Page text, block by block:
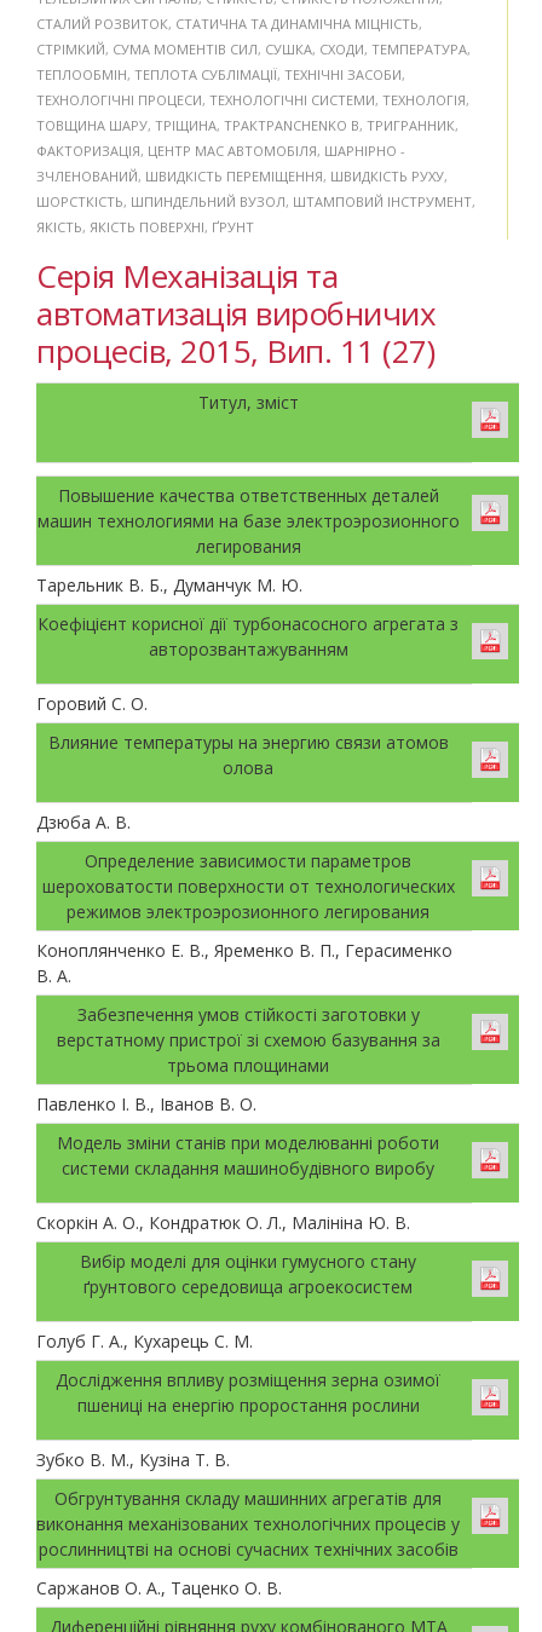
СТАЛИЙ РОЗВИТОК, СТАТИЧНА ТА ДИНАМІЧНА МІЦНІСТЬ,
СТРІМКИЙ, СУМА МОМЕНТІВ СИЛ, СУШКА, СХОДИ, ТЕМПЕРАТУРА,
ТЕПЛООБМІН, ТЕПЛОТА СУБЛІМАЦІЇ, ТЕХНІЧНІ ЗАСОБИ,
ТЕХНОЛОГІЧНІ ПРОЦЕСИ, ТЕХНОЛОГІЧНІ СИСТЕМИ, ТЕХНОЛОГІЯ,
ТОВЩИНА ШАРУ, ТРІЩИНА, ТРАКТPANCHENKO B, ТРИГРАННИК,
ФАКТОРИЗАЦІЯ, ЦЕНТР МАС АВТОМОБІЛЯ, ШАРНІРНО -
ЗЧЛЕНОВАНИЙ, ШВИДКІСТЬ ПЕРЕМІЩЕННЯ, ШВИДКІСТЬ РУХУ,
ШОРСТКІСТЬ, ШПИНДЕЛЬНИЙ ВУЗОЛ, ШТАМПОВИЙ ІНСТРУМЕНТ,
ЯКІСТЬ, ЯКІСТЬ ПОВЕРХНІ, ҐРУНТ
Серія Механізація та
автоматизація виробничих
процесів, 2015, Вип. 11 (27)
Титул, зміст
Повышение качества ответственных деталей
машин технологиями на базе электроэрозионного
легирования
Тарельник В. Б., Думанчук М. Ю.
Коефіцієнт корисної дії турбонасосного агрегата з
авторозвантажуванням
Горовий С. О.
Влияние температуры на энергию связи атомов
олова
Дзюба А. В.
Определение зависимости параметров
шероховатости поверхности от технологических
режимов электроэрозионного легирования
Коноплянченко Е. В., Яременко В. П., Герасименко
В. А.
Забезпечення умов стійкості заготовки у
верстатному пристрої зі схемою базування за
трьома площинами
Павленко І. В., Іванов В. О.
Модель зміни станів при моделюванні роботи
системи складання машинобудівного виробу
Скоркін А. О., Кондратюк О. Л., Малініна Ю. В.
Вибір моделі для оцінки гумусного стану
ґрунтового середовища агроекосистем
Голуб Г. А., Кухарець С. М.
Дослідження впливу розміщення зерна озимої
пшениці на енергію проростання рослини
Зубко В. М., Кузіна Т. В.
Обгрунтування складу машинних агрегатів для
виконання механізованих технологічних процесів у
рослинництві на основі сучасних технічних засобів
Саржанов О. А., Таценко О. В.
Диференційні рівняння руху комбінованого МТА